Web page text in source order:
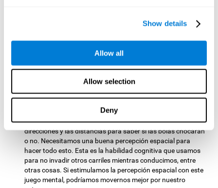
Show details
Allow all
Allow selection
Deny
cognitiva, podremos ser más eficientes en este tipo de
para detectar las bolas y las intersecciones donde podemos
poner las piedras. Todos los días usamos esta habilidad
centrados en una lectura. Podríamos ser más eficientes en
estas situaciones al estimular nuestra atención focalizada
Percepción espacial:Tenemos que calcular los espacios,
direcciones y las distancias para saber si las bolas chocarán
o no. Necesitamos una buena percepción espacial para
hacer todo esto. Esta es la habilidad cognitiva que usamos
para no invadir otros carriles mientras conducimos, entre
otras cosas. Si estimulamos la percepción espacial con este
juego mental, podríamos movernos mejor por nuestro